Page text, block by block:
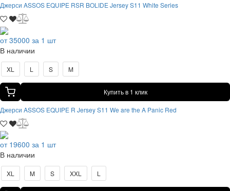
Джерси ASSOS EQUIPE RSR BOLIDE Jersey S11 White Series
от 35000 за 1 шт
В наличии
XL L S M
Купить в 1 клик
Джерси ASSOS EQUIPE R Jersey S11 We are the A Panic Red
от 19600 за 1 шт
В наличии
XL M S XXL L